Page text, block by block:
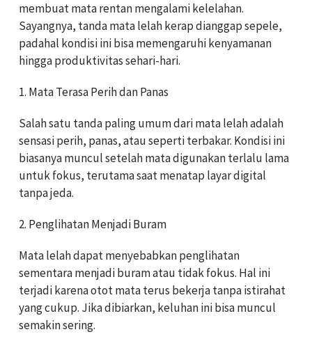
membuat mata rentan mengalami kelelahan.
Sayangnya, tanda mata lelah kerap dianggap sepele,
padahal kondisi ini bisa memengaruhi kenyamanan
hingga produktivitas sehari-hari.
1. Mata Terasa Perih dan Panas
Salah satu tanda paling umum dari mata lelah adalah
sensasi perih, panas, atau seperti terbakar. Kondisi ini
biasanya muncul setelah mata digunakan terlalu lama
untuk fokus, terutama saat menatap layar digital
tanpa jeda.
2. Penglihatan Menjadi Buram
Mata lelah dapat menyebabkan penglihatan
sementara menjadi buram atau tidak fokus. Hal ini
terjadi karena otot mata terus bekerja tanpa istirahat
yang cukup. Jika dibiarkan, keluhan ini bisa muncul
semakin sering.